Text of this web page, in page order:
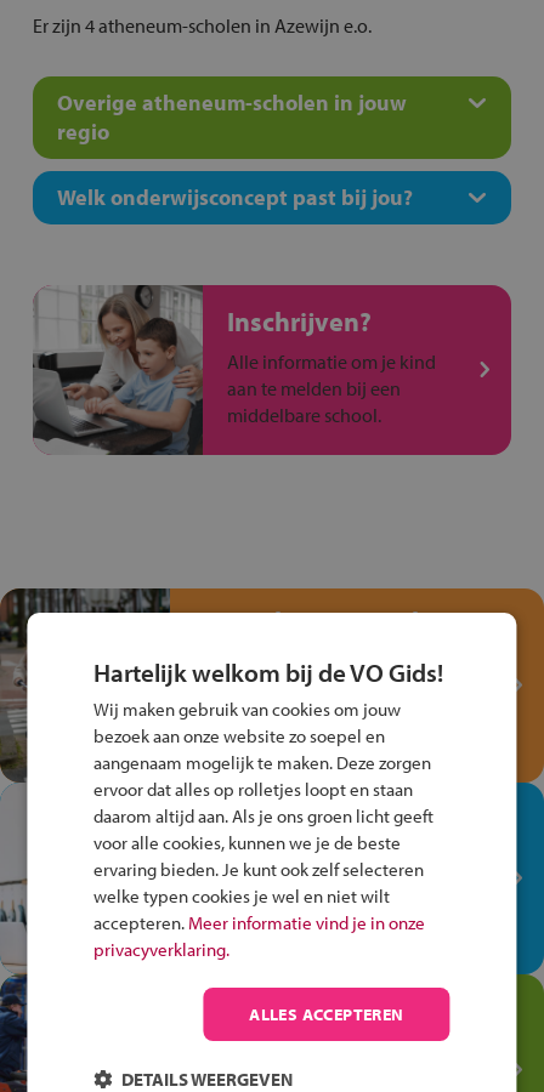
Er zijn 4 atheneum-scholen in Azewijn e.o.
Overige atheneum-scholen in jouw
regio
Welk onderwijsconcept past bij jou?
Inschrijven?
Alle informatie om je kind
aan te melden bij een
middelbare school.
Test je kennis met het
Verkeersspel!
Speel het Fiets Veilig Verkeersspel
en win een Cortina-fiets!
In de winkel ben je op je
plek!
Ontdek via het vmbo jouw talent
op de winkelvloer, waar elke dag
anders is!
Jouw talent in de
Transport en Logistiek
Kies voor vmbo Transport en
Hartelijk welkom bij de VO Gids!
Wij maken gebruik van cookies om jouw
bezoek aan onze website zo soepel en
aangenaam mogelijk te maken. Deze zorgen
ervoor dat alles op rolletjes loopt en staan
daarom altijd aan. Als je ons groen licht geeft
voor alle cookies, kunnen we je de beste
ervaring bieden. Je kunt ook zelf selecteren
welke typen cookies je wel en niet wilt
accepteren. Meer informatie vind je in onze
privacyverklaring.
ALLES ACCEPTEREN
DETAILS WEERGEVEN